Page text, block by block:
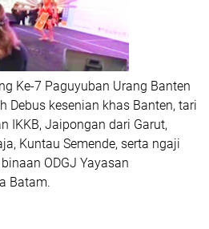
Ke-7 Paguyuban Urang Banten
Debus kesenian khas Banten, tari
IKKB, Jaipongan dari Garut,
Kuntau Semende, serta ngaji
ODGJ Yayasan
Batam.